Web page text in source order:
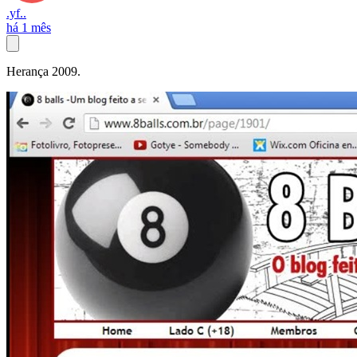
.yf..
há 1 mês
Herança 2009.